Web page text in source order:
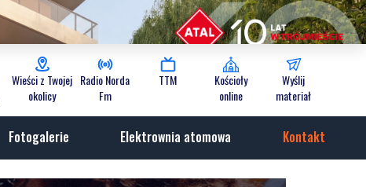
Wieści z Twojej
okolicy
Radio Norda
Fm
TTM
Kościoły
online
Wyślij
materiał
Fotogalerie Elektrownia atomowa Kontakt